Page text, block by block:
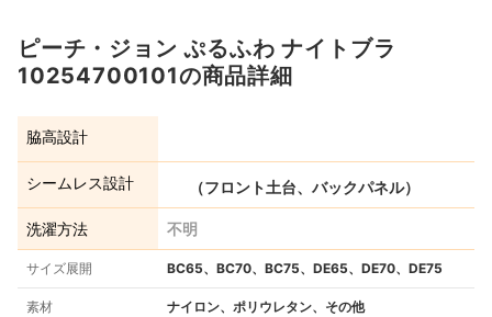
ピーチ・ジョン ぷるふわ ナイトブラ
10254700101の商品詳細
脇高設計
シームレス設計 （フロント土台、バックパネル）
洗濯方法 不明
サイズ展開 BC65、BC70、BC75、DE65、DE70、DE75
素材 ナイロン、ポリウレタン、その他